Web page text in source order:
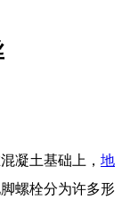
凝土基础上， 地
螺栓分为许多形